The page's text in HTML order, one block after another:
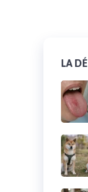
LA